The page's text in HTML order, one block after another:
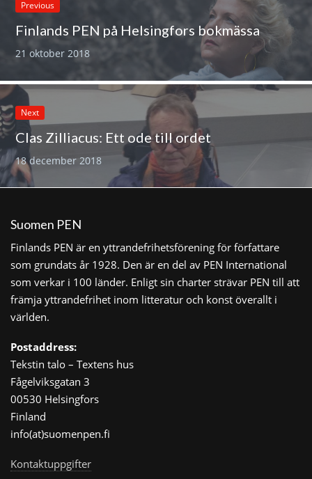
Previous
Finlands PEN på Helsingfors bokmässa
21 oktober 2018
Next
Clas Zilliacus: Ett ode till ordet
18 december 2018
Suomen PEN
Finlands PEN är en yttrandefrihetsförening för författare
som grundats år 1928. Den är en del av PEN International
som verkar i 100 länder. Enligt sin charter strävar PEN till att
främja yttrandefrihet inom litteratur och konst överallt i
världen.
Postaddress:
Tekstin talo – Textens hus
Fågelviksgatan 3
00530 Helsingfors
Finland
info(at)suomenpen.fi
Kontaktuppgifter